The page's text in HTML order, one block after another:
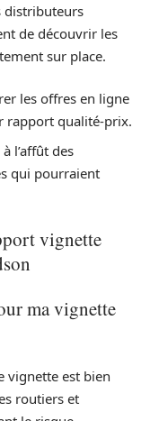
distributeurs
de découvrir les
sur place.
les offres en ligne
rapport qualité-prix.
l’affût des
qui pourraient
vignette
ma vignette
vignette est bien
routiers et